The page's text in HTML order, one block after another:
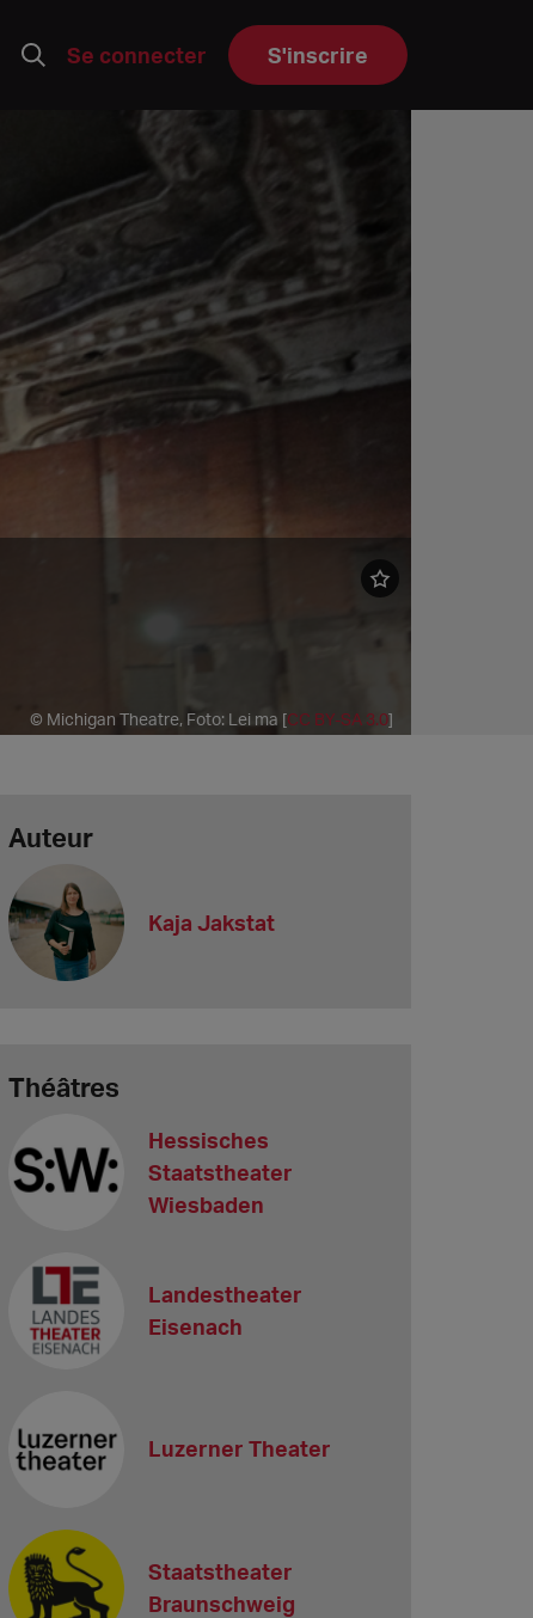
Se connecter S'inscrire
© Michigan Theatre, Foto: Lei ma [CC BY-SA 3.0]
Auteur
Kaja Jakstat
Théâtres
Hessisches
Staatstheater
Wiesbaden
Landestheater
Eisenach
Luzerner Theater
Staatstheater
Braunschweig